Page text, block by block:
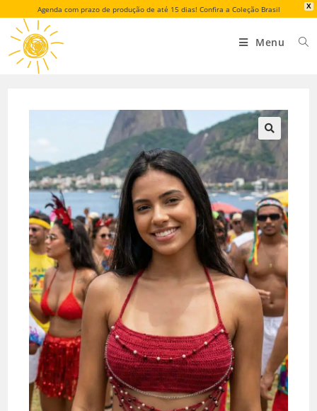
X
Agenda com prazo de produção de até 15 dias! Confira a Coleção Brasil
Menu